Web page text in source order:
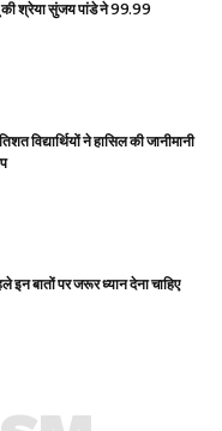
श्रेया सुंजय पांडे ने 99.99
विद्यार्थियों ने हासिल की जानीमानी
इन बातों पर जरूर ध्यान देना चाहिए